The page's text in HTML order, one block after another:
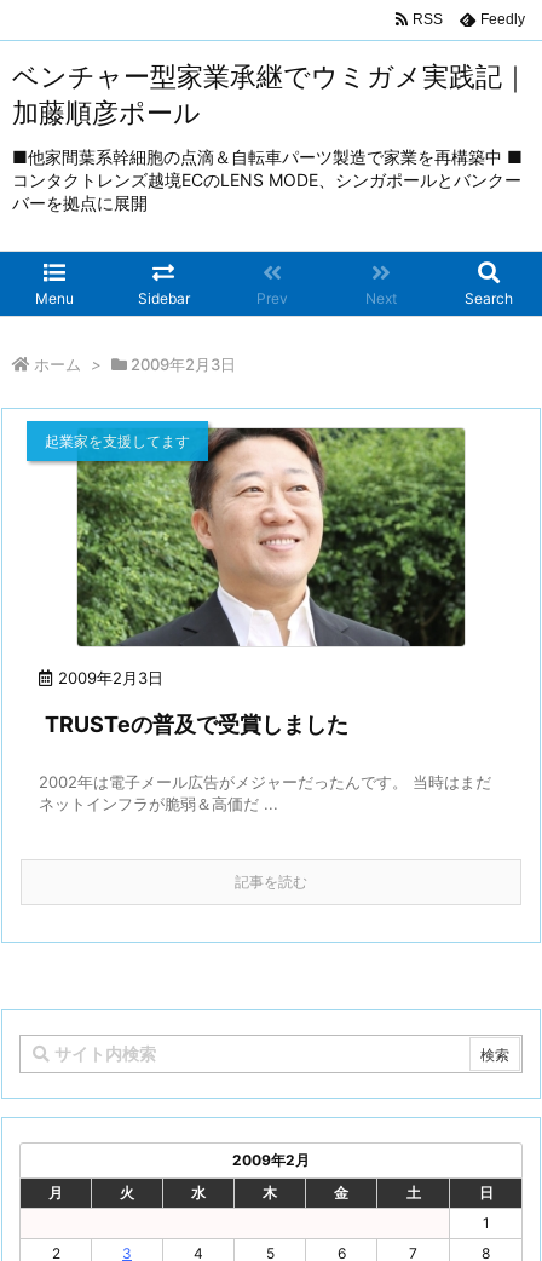
ベンチャー型家業承継でウミガメ実践記｜
加藤順彦ポール
■他家間葉系幹細胞の点滴＆自転車パーツ製造で家業を再構築中 ■
コンタクトレンズ越境ECのLENS MODE、シンガポールとバンクー
バーを拠点に展開
Menu Sidebar Prev Next Search
RSS Feedly
ホーム > 2009年2月3日
2009年2月3日
起業家を支援してます
TRUSTeの普及で受賞しました
2002年は電子メール広告がメジャーだったんです。 当時はまだ
ネットインフラが脆弱＆高価だ ...
記事を読む
2009年2月
月
火 水 木 金 土
日
1
2
3 4 5 6 7
8